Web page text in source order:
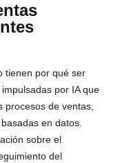
tienen por qué ser
por IA que
procesos de ventas,
en datos.
sobre el
del